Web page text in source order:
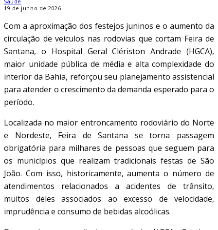
19 de junho de 2026
Com a aproximação dos festejos juninos e o aumento da
circulação de veículos nas rodovias que cortam Feira de
Santana, o Hospital Geral Clériston Andrade (HGCA),
maior unidade pública de média e alta complexidade do
interior da Bahia, reforçou seu planejamento assistencial
para atender o crescimento da demanda esperado para o
período.
Localizada no maior entroncamento rodoviário do Norte
e Nordeste, Feira de Santana se torna passagem
obrigatória para milhares de pessoas que seguem para
os municípios que realizam tradicionais festas de São
João. Com isso, historicamente, aumenta o número de
atendimentos relacionados a acidentes de trânsito,
muitos deles associados ao excesso de velocidade,
imprudência e consumo de bebidas alcoólicas.